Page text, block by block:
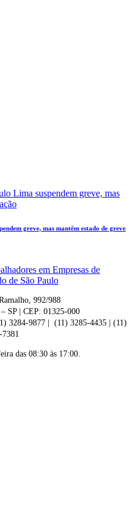
greve, mas mantêm estado de greve
992/988
SP | CEP: 01325-000
3284-9877 | (11) 3285-4435 | (11)
7381
das 08:30 às 17:00.